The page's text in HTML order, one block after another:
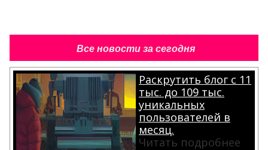
Все новости за сегодня
Раскрутить блог с 11
тыс. до 109 тыс.
уникальных
пользователей в
месяц.
Читать подробнее